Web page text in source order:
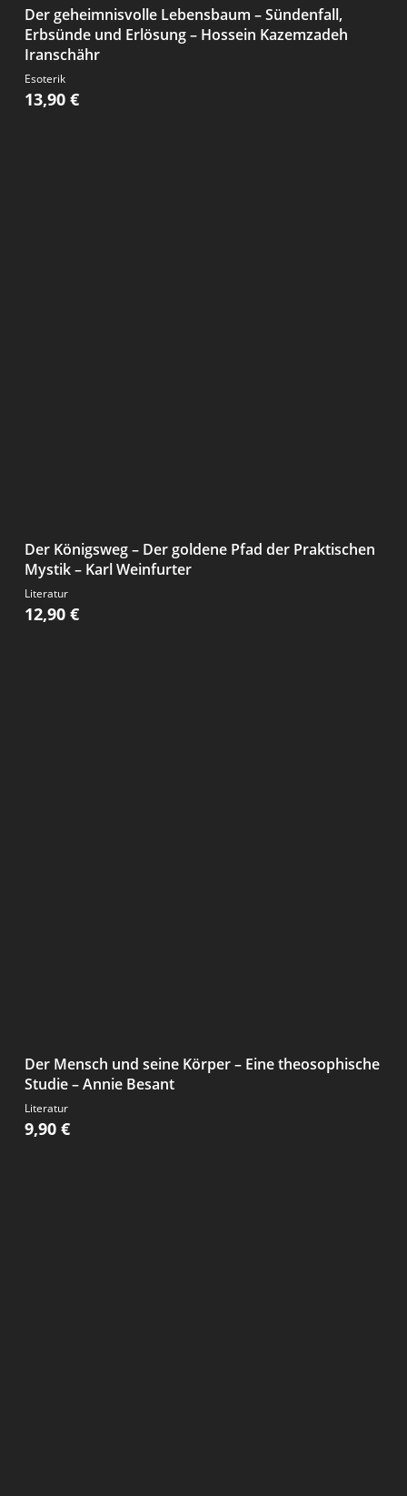
Der geheimnisvolle Lebensbaum – Sündenfall,
Erbsünde und Erlösung – Hossein Kazemzadeh
Iranschähr
Esoterik
13,90 €
Der Königsweg – Der goldene Pfad der Praktischen
Mystik – Karl Weinfurter
Literatur
12,90 €
Der Mensch und seine Körper – Eine theosophische
Studie – Annie Besant
Literatur
9,90 €